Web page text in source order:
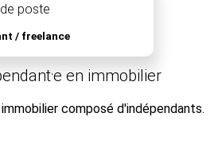
poste
/ freelance
en immobilier
composé d'indépendants.